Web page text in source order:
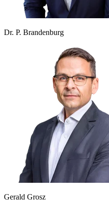
Dr. P. Brandenburg
Gerald Grosz